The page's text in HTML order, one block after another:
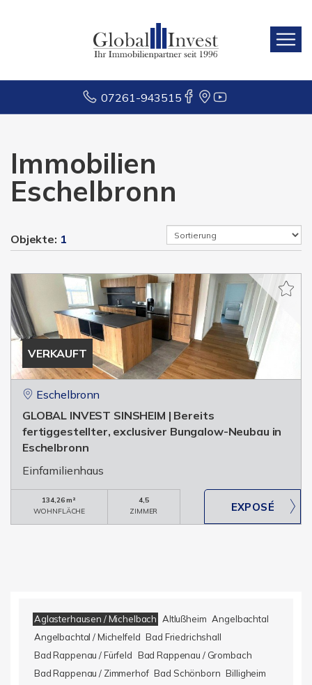
07261-943515
Immobilien
Eschelbronn
Objekte: 1
VERKAUFT
Eschelbronn
GLOBAL INVEST SINSHEIM | Bereits
fertiggestellter, exclusiver Bungalow-Neubau in
Eschelbronn
Einfamilienhaus
134,26 m²
WOHNFLÄCHE
4,5
ZIMMER
Aglasterhausen / Michelbach Altlußheim Angelbachtal
Angelbachtal / Michelfeld Bad Friedrichshall
Bad Rappenau / Fürfeld Bad Rappenau / Grombach
Bad Rappenau / Zimmerhof Bad Schönborn Billigheim